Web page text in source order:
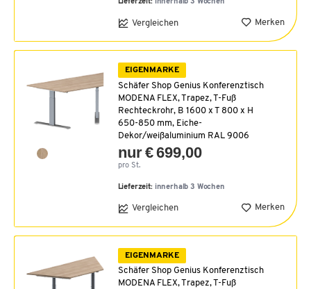
Lieferzeit: innerhalb 3 Wochen
Vergleichen Merken
EIGENMARKE
Schäfer Shop Genius Konferenztisch
MODENA FLEX, Trapez, T-Fuß
Rechteckrohr, B 1600 x T 800 x H
650-850 mm, Eiche-
Dekor/weißaluminium RAL 9006
nur € 699,00
pro St.
Lieferzeit: innerhalb 3 Wochen
Vergleichen Merken
EIGENMARKE
Schäfer Shop Genius Konferenztisch
MODENA FLEX, Trapez, T-Fuß